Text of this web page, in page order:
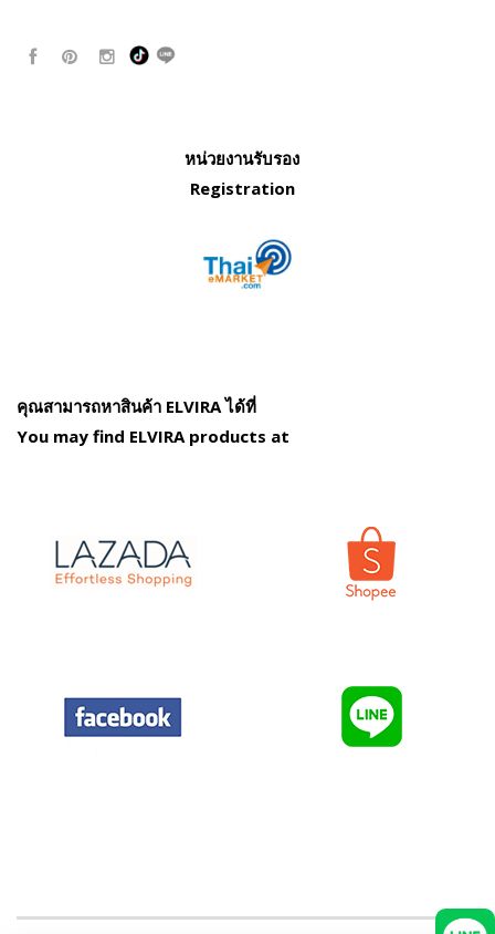
หน่วยงานรับรอง
Registration
คุณสามารถหาสินค้า ELVIRA ได้ที่
You may find ELVIRA products at